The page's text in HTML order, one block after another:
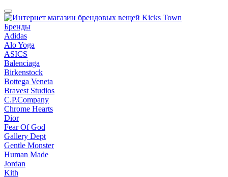
Бренды
Adidas
Alo Yoga
ASICS
Balenciaga
Birkenstock
Bottega Veneta
Bravest Studios
C.P.Company
Chrome Hearts
Dior
Fear Of God
Gallery Dept
Gentle Monster
Human Made
Jordan
Kith